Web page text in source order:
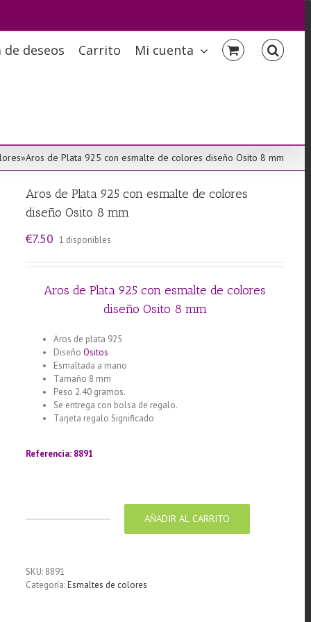
de deseos Carrito Mi cuenta
»Aros de Plata 925 con esmalte de colores diseño Osito 8 mm
Aros de Plata 925 con esmalte de colores
diseño Osito 8 mm
€7.50 1 disponibles
Aros de Plata 925 con esmalte de colores
diseño Osito 8 mm
Aros de plata 925
Diseño Ositos
Esmaltada a mano
Tamaño 8 mm
Peso 2.40 gramos.
Se entrega con bolsa de regalo.
Tarjeta regalo Significado
Referencia: 8891
esmalte
AÑADIR AL CARRITO
SKU: 8891
Categoría:Esmaltes de colores